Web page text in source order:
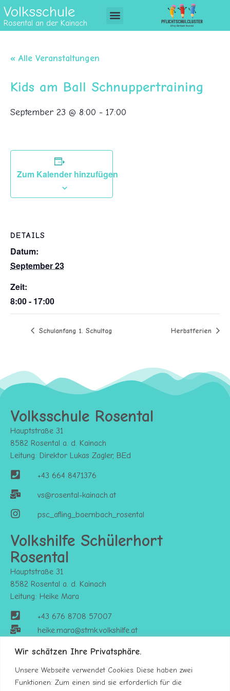
Wir schätzen Ihre Privatsphäre.
Unsere Webseite verwendet Cookies. Diese haben zwei
Funktionen: Zum einen sind sie erforderlich für die
Volksschule
Rosental an der Kainach
« Alle Veranstaltungen
Kids am Ball Schnuppertraining
September 23 @ 8:00 - 17:00
Zum Kalender hinzufügen
DETAILS
Datum:
September 23
Zeit:
8:00 - 17:00
Schulanfang 1. Schultag Herbstferien
Volksschule Rosental
Hauptstraße 31
8582 Rosental a. d. Kainach
Leitung: Direktor Lukas Zagler, BEd
+43 664 8471376
vs@rosental-kainach.at
psc_afling_baernbach_rosental
Volkshilfe Schülerhort
Rosental
Hauptstraße 31
8582 Rosental a. d. Kainach
Leitung: Heike Mara
+43 676 8708 57007
heike.mara@stmk.volkshilfe.at
https://stmk.volkshilfe.at/kinderbetreuung